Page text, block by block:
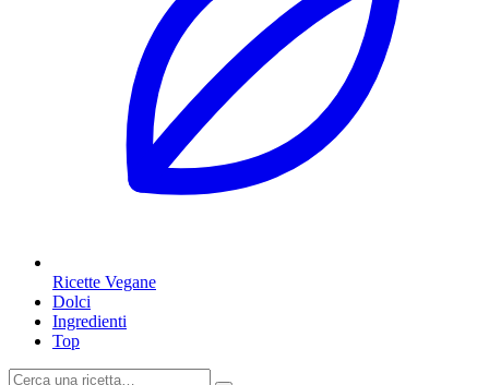
Ricette Vegane
Dolci
Ingredienti
Top